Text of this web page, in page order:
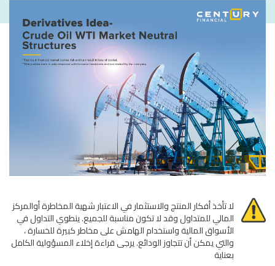
لا تأخذ أفكار المنتج والاستثمار في الاعتبار شهية المخاطرة أوالمركز
المالي للمتداول وقد لا تكون مناسبة للجميع. ينطوي التداول في
الأسواق المالية واستخدام الهامش على مخاطر كبيرة للخسارة ،
والتي يمكن أن تتجاوز الودائع. يرجى قراءة إخلاء المسؤولية الكامل
بعناية